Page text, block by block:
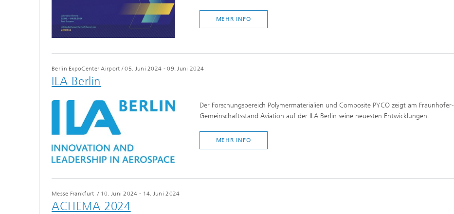
MEHR INFO
Berlin ExpoCenter Airport /05. Juni 2024 - 09. Juni 2024
ILA Berlin
Der Forschungsbereich Polymermaterialien und Composite PYCO zeigt am Fraunhofer-
Gemeinschaftsstand Aviation auf der ILA Berlin seine neuesten Entwicklungen.
MEHR INFO
Messe Frankfurt / 10. Juni 2024 - 14. Juni 2024
ACHEMA 2024